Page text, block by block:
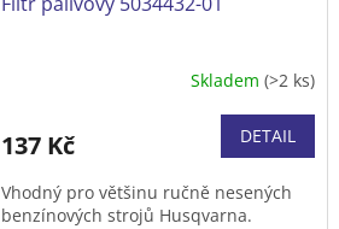
Skladem (>2 ks)
137 Kč DETAIL
Vhodný pro většinu ručně nesených
benzínových strojů Husqvarna.